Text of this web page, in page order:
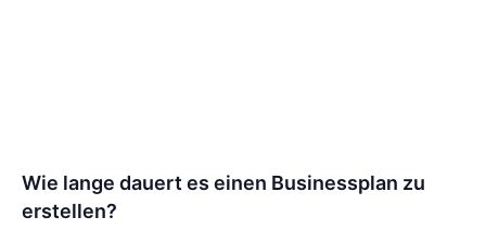
Wie lange dauert es einen Businessplan zu
erstellen?